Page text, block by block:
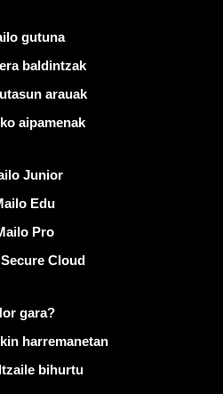
gutuna
baldintzak
arauak
aipamenak
Junior
Edu
Pro
Cloud
helbidean
gara?
harremanetan
bihurtu